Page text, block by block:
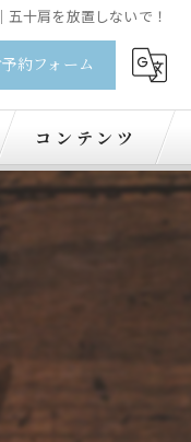
十肩を放置しないで！
約フォーム
コンテンツ